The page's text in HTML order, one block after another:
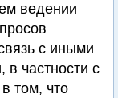
ведении
с иными
в частности с
том, что